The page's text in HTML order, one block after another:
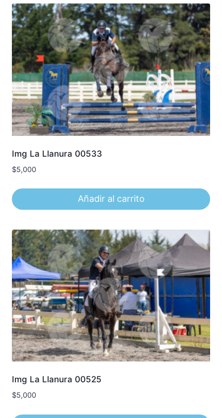
Img La Llanura 00533
$5,000
Añadir al carrito
Img La Llanura 00525
$5,000